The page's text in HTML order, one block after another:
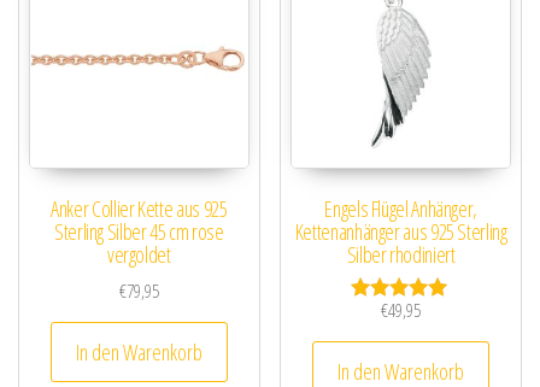
Anker Collier Kette aus 925
Sterling Silber 45 cm rose
vergoldet
€79,95
In den Warenkorb
Engels Flügel Anhänger,
Kettenanhänger aus 925 Sterling
Silber rhodiniert
Bewertet mit
€49,95
In den Warenkorb